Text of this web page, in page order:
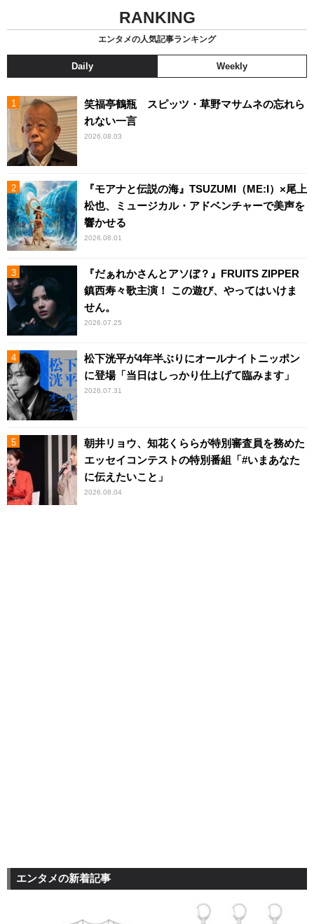
RANKING
エンタメの人気記事ランキング
Daily Weekly
笑福亭鶴瓶 スピッツ・草野マサムネの忘れら
れない一言
2026.08.03
『モアナと伝説の海』TSUZUMI（ME:I）×尾上
松也、ミュージカル・アドベンチャーで美声を
響かせる
2026.08.01
『だぁれかさんとアソぼ？』FRUITS ZIPPER
鎮西寿々歌主演！ この遊び、やってはいけま
せん。
2026.07.25
松下洸平が4年半ぶりにオールナイトニッポン
に登場「当日はしっかり仕上げて臨みます」
2026.07.31
朝井リョウ、知花くららが特別審査員を務めた
エッセイコンテストの特別番組「#いまあなた
に伝えたいこと」
2026.08.04
エンタメの新着記事